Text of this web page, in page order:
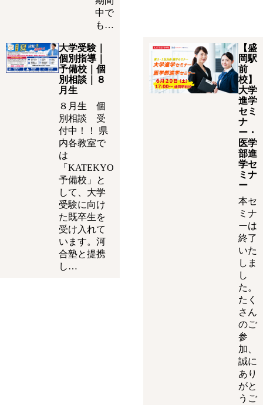
中で
も…
大学受験｜
個別指導｜
予備校｜個
別相談｜８
月生
８月生 個
別相談 受
付中！！ 県
内各教室で
は
「KATEKYO
予備校」と
して、大学
受験に向け
た既卒生を
受け入れて
います。河
合塾と提携
し…
【盛
岡駅
前
校】
大学
進学
セミ
ナ
ー・
医学
部進
学セ
ミナ
ー
本セ
ミナ
ーは
終了
いた
しま
し
た。
たく
さん
のご
参
加、
誠に
あり
がと
うご